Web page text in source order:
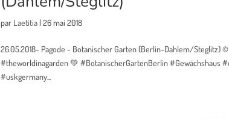
par Laetitia | 26 mai 2018
26.05.2018- Pagode - Botanischer Garten (Berlin-Dahlem/Steglitz) ©
#theworldinagarden 💚 #BotanischerGartenBerlin #Gewächshaus
#uskgermany...